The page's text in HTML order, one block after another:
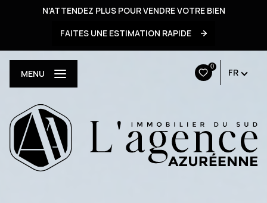
N'ATTENDEZ PLUS POUR VENDRE VOTRE BIEN
FAITES UNE ESTIMATION RAPIDE
0
FR
MENU